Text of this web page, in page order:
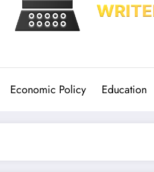
Economic Policy Education